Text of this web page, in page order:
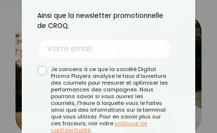
Ainsi que la newsletter promotionnelle
de CROQ.
Je consens à ce que la société Digital
Prisma Players analyse le taux d'ouverture
des courriels pour mesurer et optimiser les
performances des campagnes. Nous
pourrons savoir si vous ouvrez les
courriels, l'heure à laquelle vous le faites
ainsi que des informations sur le terminal
que vous utilisez. Pour en savoir plus sur
ces traceurs, voir notre politique de
confidentialité.